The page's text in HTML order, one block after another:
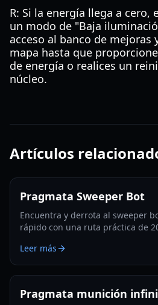
R: Si la energía llega a cero,
un modo de "Baja
acceso al banco de mejoras
mapa hasta que
de energía o realices un
núcleo.
Artículos
Pragmata Sweeper Bot
Encuentra y derrota al sweeper
rápido con una ruta práctica de
Filamento Luna.
Leer más
Pragmata munición